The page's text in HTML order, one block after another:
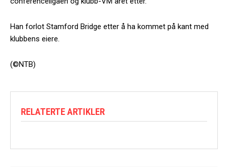
Han forlot Stamford Bridge etter å ha kommet på kant med
klubbens eiere.
(©NTB)
RELATERTE ARTIKLER